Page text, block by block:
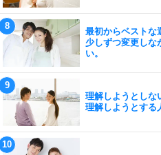
最初からベストな
少しずつ変更しな
い。
理解しようとしな
理解しようとする